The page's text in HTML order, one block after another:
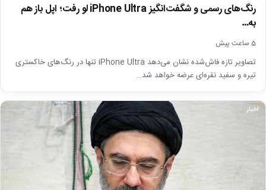
رنگ‌های رسمی و شگفت‌انگیز iPhone Ultra لو رفت؛ اپل باز هم
به…
5 ساعت پیش
تصاویر تازه فاش‌شده نشان می‌دهد iPhone Ultra تنها در رنگ‌های خاکستری
تیره و سفید نقره‌ای عرضه خواهد شد…
اخبار